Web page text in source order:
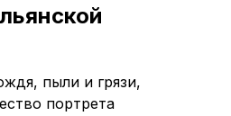
пыли и грязи,
портрета